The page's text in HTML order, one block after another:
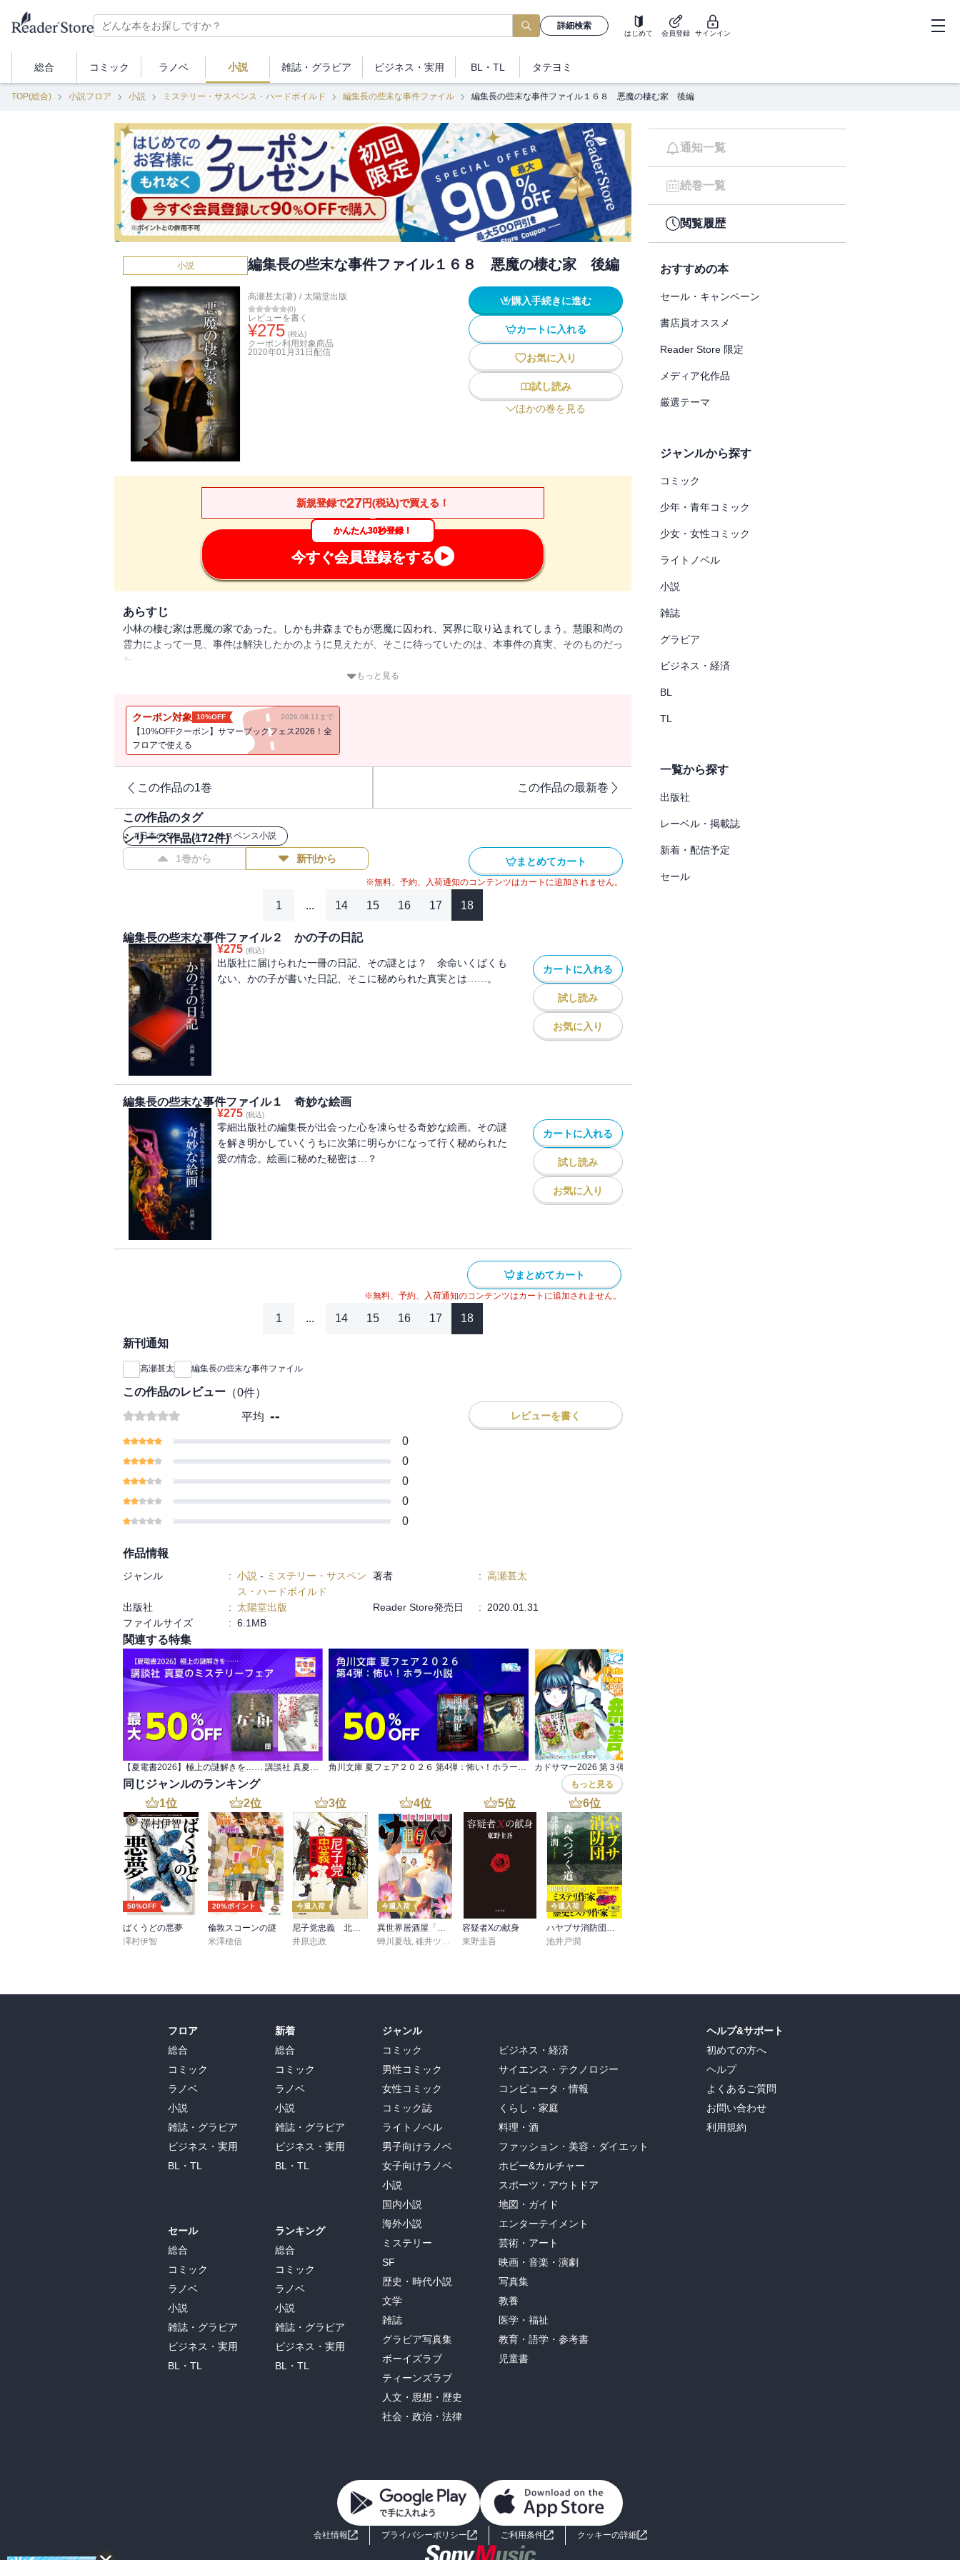
詳細検索
はじめて 会員登録 サインイン
総合 コミック ラノベ 小説 雑誌・ グラビア ビジネス ・実用 BL・TL タテヨミ
TOP(総合) 小説フロア 小説 ミステリー・サスペンス・ハードボイルド 編集長の些末な事件ファイル 編集長の些末な事件ファイル１６８ 悪魔の棲む家 後編
小説 編集長の些末な事件ファイル１６８ 悪魔の棲む家 後編
高瀬甚太(著) / 太陽堂出版
(0)
レビューを書く
¥275 (税込)
クーポン利用対象商品
2020年01月31日 配信
購入手続きに進む
カートに入れる
お気に入り
試し読み
ほかの巻を見る
新規登録で27円(税込)で買える！
かんたん30秒登録！
今すぐ会員登録をする
あらすじ
小林の棲む家は悪魔の家であった。しかも井森までもが悪魔に囚われ、冥界に取り込まれてしまう。慧眼和尚の
霊力によって一見、事件は解決したかのように見えたが、そこに待っていたのは、本事件の真実、そのものだっ
た。
冥界に取り込まれてしまう。慧眼和尚の霊力によって一見、
そのものだった。
もっと見る
クーポン対象 10%OFF 2026.08.11まで
【10%OFFクーポン】サマーブックフェス2026！全
フロアで使える
この作品の1巻 この作品の最新巻
この作品のタグ
#日本のミステリー・サスペンス小説
シリーズ作品(172件)
1巻から 新刊から まとめてカート
※無料、予約、入荷通知のコンテンツはカートに追加されません。
1 ... 14 15 16 17 18
編集長の些末な事件ファイル２ かの子の日記
¥275 (税込)
出版社に届けられた一冊の日記、その謎とは？ 余命いくばくも
ない、かの子が書いた日記、そこに秘められた真実とは……。
カートに入れる
試し読み
お気に入り
編集長の些末な事件ファイル１ 奇妙な絵画
¥275 (税込)
零細出版社の編集長が出会った心を凍らせる奇妙な絵画。その謎
を解き明かしていくうちに次第に明らかになって行く秘められた
愛の情念。絵画に秘めた秘密は…？
カートに入れる
試し読み
お気に入り
まとめてカート
※無料、予約、入荷通知のコンテンツはカートに追加されません。
1 ... 14 15 16 17 18
新刊通知
高瀬甚太 編集長の些末な事件ファイル
この作品のレビュー （0件）
平均 -- レビューを書く
0
0
0
0
0
作品情報
ジャンル : 小説 - ミステリー・サスペン
ス・ハードボイルド
著者 : 高瀬甚太
出版社 : 太陽堂出版 Reader Store発売日 :
2020.01.31
ファイルサイズ
: 6.1MB
関連する特集
カドサマー2026 第３弾
同じジャンルのランキング もっと見る
1位
50%OFF
ばくうどの悪夢
澤村伊智
2位
20%ポイント
倫敦スコーンの謎
米澤穂信
3位
今週入荷
尼子党忠義 北近江合戦心得〈八〉
井原忠政
4位
今週入荷
異世界居酒屋「げん」三杯目
蝉川夏哉, 碓井ツカサ
5位
容疑者Xの献身
東野圭吾
6位
今週入荷
ハヤブサ消防団 森へつづく道
池井戸潤
通知一覧
続巻一覧
閲覧履歴
おすすめの本
セール・キャンペーン
書店員オススメ
Reader Store 限定
メディア化作品
厳選テーマ
ジャンルから探す
コミック
少年・青年コミック
少女・女性コミック
ライトノベル
小説
雑誌
グラビア
ビジネス・経済
BL
TL
一覧から探す
出版社
レーベル・掲載誌
新着・配信予定
セール
フロア
総合
コミック
ラノベ
小説
雑誌・グラビア
ビジネス・実用
BL・TL
セール
総合
コミック
ラノベ
小説
雑誌・グラビア
ビジネス・実用
BL・TL
新着
総合
コミック
ラノベ
小説
雑誌・グラビア
ビジネス・実用
BL・TL
ランキング
総合
コミック
ラノベ
小説
雑誌・グラビア
ビジネス・実用
BL・TL
ジャンル
コミック
男性コミック
女性コミック
コミック誌
ライトノベル
男子向けラノベ
女子向けラノベ
小説
国内小説
海外小説
ミステリー
SF
歴史・時代小説
文学
雑誌
グラビア写真集
ボーイズラブ
ティーンズラブ
人文・思想・歴史
社会・政治・法律
ビジネス・経済
サイエンス・テクノロジー
コンピュータ・情報
くらし・家庭
料理・酒
ファッション・美容・ダイエット
ホビー&カルチャー
スポーツ・アウトドア
地図・ガイド
エンターテイメント
芸術・アート
映画・音楽・演劇
写真集
教養
医学・福祉
教育・語学・参考書
児童書
ヘルプ&サポート
初めての方へ
ヘルプ
よくあるご質問
お問い合わせ
利用規約
会社情報 プライバシーポリシー ご利用条件 クッキーの詳細